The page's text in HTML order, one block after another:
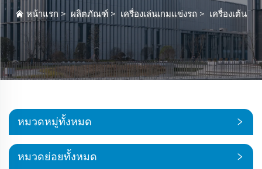
หน้าแรก > ผลิตภัณฑ์ > เครื่องเล่นเกมแข่งรถ > เครื่องเต้น
หมวดหมู่ทั้งหมด
หมวดย่อยทั้งหมด